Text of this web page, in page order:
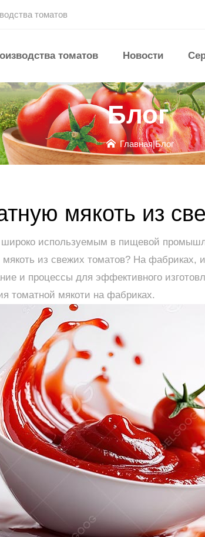
томатов
томатов Новости
Блог
Главная|Блог
мякоть из
используемым в пищевой
из свежих томатов? На
и процессы для эффективного
томатной мякоти на фабриках.